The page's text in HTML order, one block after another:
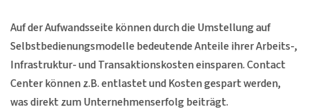
Auf der Aufwandsseite können durch die Umstellung auf
Selbstbedienungsmodelle bedeutende Anteile ihrer Arbeits-,
Infrastruktur- und Transaktionskosten einsparen. Contact
Center können z.B. entlastet und Kosten gespart werden,
was direkt zum Unternehmenserfolg beiträgt.